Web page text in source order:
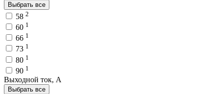
Выбрать все
58 2
60 1
66 1
73 1
80 1
90 1
Выходной ток, A
Выбрать все